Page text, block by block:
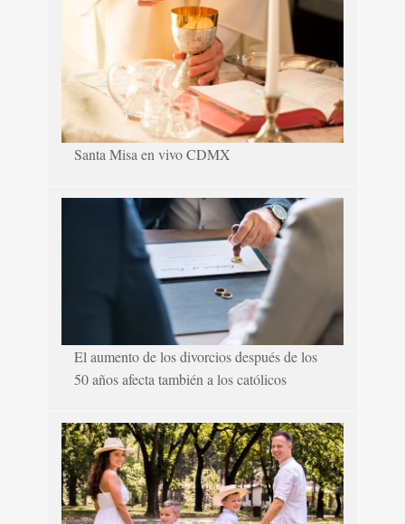
Santa Misa en vivo CDMX
El aumento de los divorcios después de los
50 años afecta también a los católicos